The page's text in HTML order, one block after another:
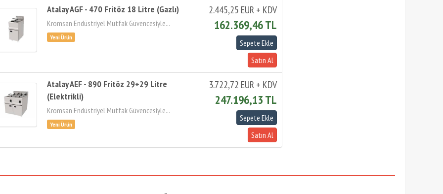
Atalay AGF - 470 Fritöz 18 Litre (Gazlı)
Kromsan Endüstriyel Mutfak Güvencesiyle...
2.445,25 EUR + KDV
162.369,46 TL
Atalay AEF - 890 Fritöz 29+29 Litre
(Elektrikli)
Kromsan Endüstriyel Mutfak Güvencesiyle...
3.722,72 EUR + KDV
247.196,13 TL